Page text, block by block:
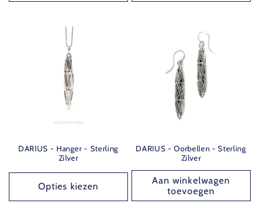
DARIUS - Hanger - Sterling
Zilver
Opties kiezen
DARIUS - Oorbellen - Sterling
Zilver
Aan winkelwagen
toevoegen